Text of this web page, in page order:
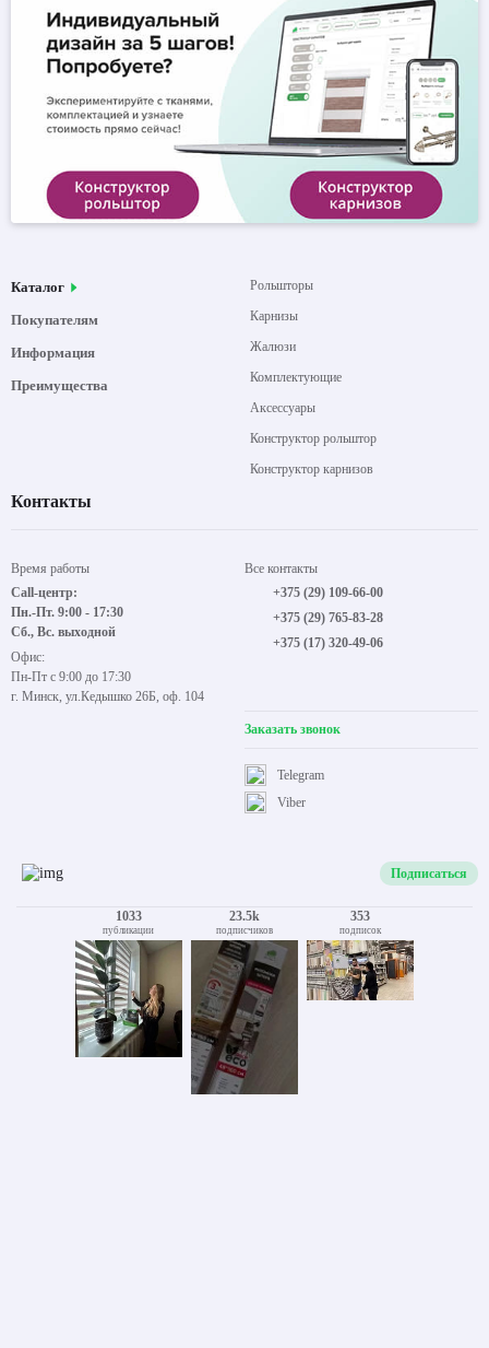
Каталог
Покупателям
Информация
Преимущества
Рольшторы
Карнизы
Жалюзи
Комплектующие
Аксессуары
Конструктор рольштор
Конструктор карнизов
Контакты
Время работы
Call-центр:
Пн.-Пт. 9:00 - 17:30
Сб., Вс. выходной
Офис:
Пн-Пт с 9:00 до 17:30
г. Минск, ул.Кедышко 26Б, оф. 104
Все контакты
+375 (29) 109-66-00
+375 (29) 765-83-28
+375 (17) 320-49-06
Заказать звонок
Viber
Telegram
Подписаться
1033
публикации
23.5k
подписчиков
353
подписок